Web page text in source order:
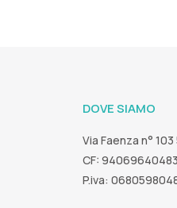
DOVE SIAMO
Via Faenza n°
CF: 94069640483
P.iva: